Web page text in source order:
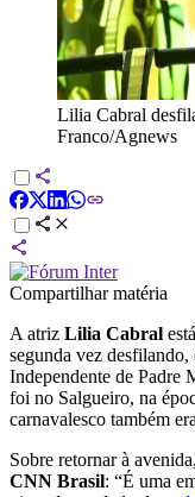
Lilia Cabral
Franco/Agnews
Compartilhar matéria
A atriz Lilia Cabral
segunda vez
Independente de Padre
foi no Salgueiro, na
carnavalesco também
Sobre retornar à
CNN Brasil: “É uma